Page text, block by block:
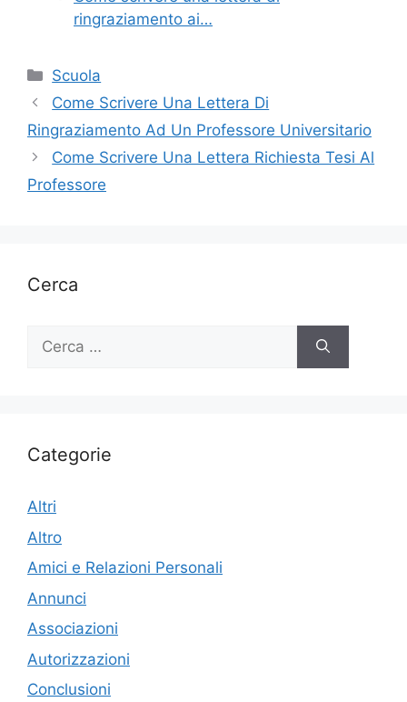
ringraziamento ai…
Categorie
Scuola
Come Scrivere Una Lettera Di
Ringraziamento Ad Un Professore Universitario
Come Scrivere Una Lettera Richiesta Tesi Al
Professore
Cerca
Ricerca
Categorie
Altri
Altro
Amici e Relazioni Personali
Annunci
Associazioni
Autorizzazioni
Conclusioni